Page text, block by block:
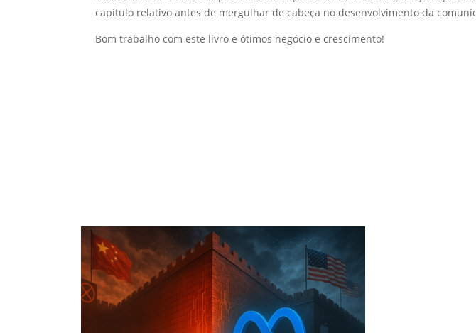
capítulo relativo antes de mergulhar de cabeça no desenvolvimento da
Bom trabalho com este livro e ótimos negócio e crescimento!